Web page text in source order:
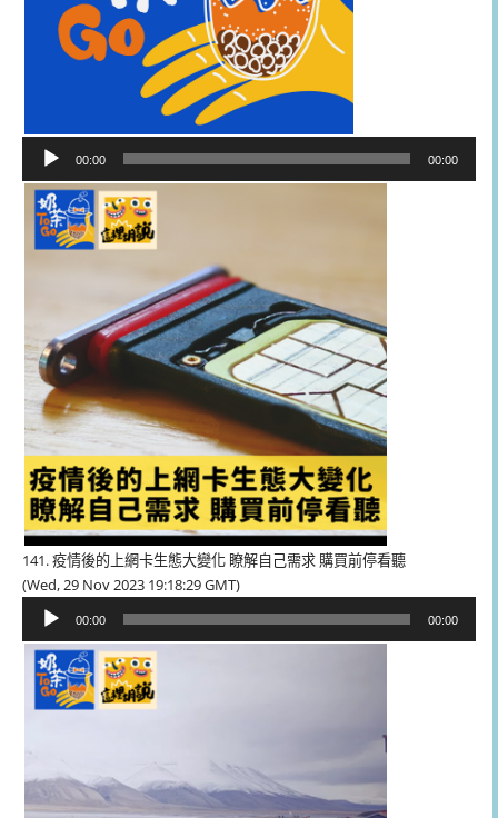
播
器
00:00 00:00
141. 疫情後的上網卡生態大變化 瞭解自己需求 購買前停看聽
(Wed, 29 Nov 2023 19:18:29 GMT)
播
器
00:00 00:00